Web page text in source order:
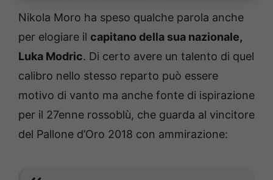
Nikola Moro ha speso qualche parola anche
per elogiare il capitano della sua nazionale,
Luka Modric. Di certo avere un talento di quel
calibro nello stesso reparto può essere
motivo di vanto ma anche fonte di ispirazione
per il 27enne rossoblù, che guarda al vincitore
del Pallone d’Oro 2018 con ammirazione: